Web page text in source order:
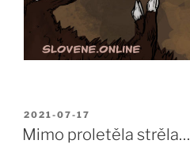
POSTED
ON
2021-07-17
Mimo proletěla strěla…